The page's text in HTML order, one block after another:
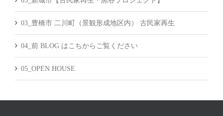
03_豊橋市 二川町（景観形成地区内） 古民家再生
04_前 BLOG はこちからご覧ください
05_OPEN HOUSE